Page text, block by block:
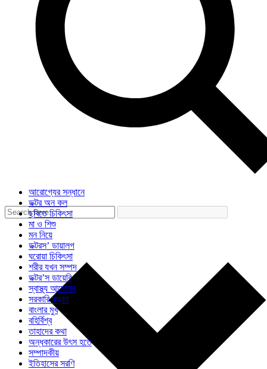
আরোগ্যের সন্ধানে
ডক্টর অন কল
ছবিতে চিকিৎসা
মা ও শিশু
মন নিয়ে
ডক্টরস’ ডায়ালগ
ঘরোয়া চিকিৎসা
শরীর যখন সম্পদ
ডক্টর’স ডায়েরি
স্বাস্থ্য আন্দোলন
সরকারি কড়চা
বাংলার মুখ
বহির্বিশ্ব
তাহাদের কথা
অন্ধকারের উৎস হতে
সম্পাদকীয়
ইতিহাসের সরণি